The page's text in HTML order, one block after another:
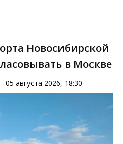
Новосибирской
в Москве
05 августа 2026, 18:30